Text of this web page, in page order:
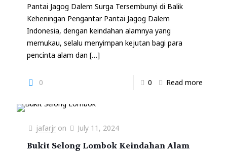
Pantai Jagog Dalem Surga Tersembunyi di Balik
Keheningan Pengantar Pantai Jagog Dalem
Indonesia, dengan keindahan alamnya yang
memukau, selalu menyimpan kejutan bagi para
pencinta alam dan […]
0 0 Read more
jafarjr on July 11, 2024
Bukit Selong Lombok Keindahan Alam